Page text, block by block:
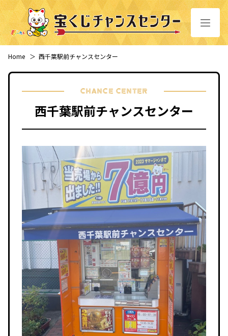
Home ＞ 西千葉駅前チャンスセンター
CHANCE CENTER
西千葉駅前チャンスセンター